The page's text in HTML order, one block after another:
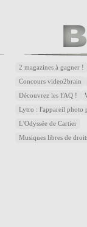
2 magazines à gagner !
Concours video2brain
Découvrez les FAQ !
Lytro : l'appareil photo
L'Odyssée de Cartier
Musiques libres de